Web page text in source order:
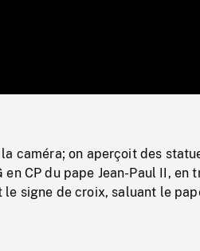
0%
caméra; on aperçoit des
CP du pape Jean-Paul II, en
signe de croix, saluant le